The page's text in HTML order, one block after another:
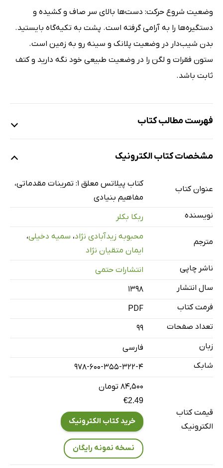
وضعیت شروع حرکت: دست‌ها بالای سر صاف و کشیده و
دستگیره‌ها را به آرامی گرفته است. پشت به تکیه‌گاه بایستید.
بدن شیب‌دار در وضعیت پلانک و سینه رو به زمین است.
ستون فقرات و لگن را در وضعیت طبیعی خود نگه دارید و کتف
ثابت باشد.
فهرست مطالب کتاب
4. سری حرکات روی مَت
5. سری تک‌دسته
مشخصات کتاب الکترونیک
عنوان کتاب
کتاب پیلاتس معلق 1: تمرینات مقدماتی،
مفاهیم بنیادی
نویسنده
ربکا بکلر
مترجم
محبوبه زیدآبادی نژاد، سمیه دخیلی،
ایمان متقیان نژاد
ناشر چاپی
انتشارات حتمی
سال انتشار
۱۳۹۸
فرمت کتاب
PDF
تعداد صفحات
99
زبان
فارسی
شابک
978-600-355-322-4
قیمت کتاب
الکترونیک
۸۴,۵۰۰ تومان
€2.49
خرید کتاب الکترونیک
نسخه نمونه رایگان